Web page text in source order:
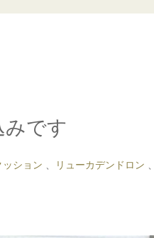
です
ッション リューカデンドロン